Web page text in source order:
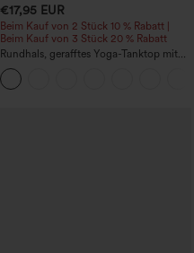
€17,95 EUR
Beim Kauf von 2 Stück 10 % Rabatt |
Beim Kauf von 3 Stück 20 % Rabatt
Rundhals, gerafftes Yoga-Tanktop mit
Cool-Touch-Effekt – UPF50+